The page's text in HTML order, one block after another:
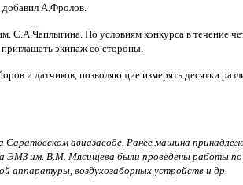
А.Фролов.
По условиям конкурса в течение
экипаж со стороны.
и датчиков, позволяющие измерять десятки
Саратовском авиазаводе. Ранее машина
ЭМЗ им. В.М. Мясищева были проведены работы
аппаратуры, воздухозаборных устройств и др.